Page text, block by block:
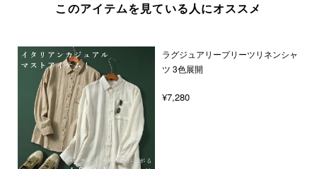
このアイテムを見ている人にオススメ
ラグジュアリープリーツリネンシャ
ツ 3色展開
¥7,280